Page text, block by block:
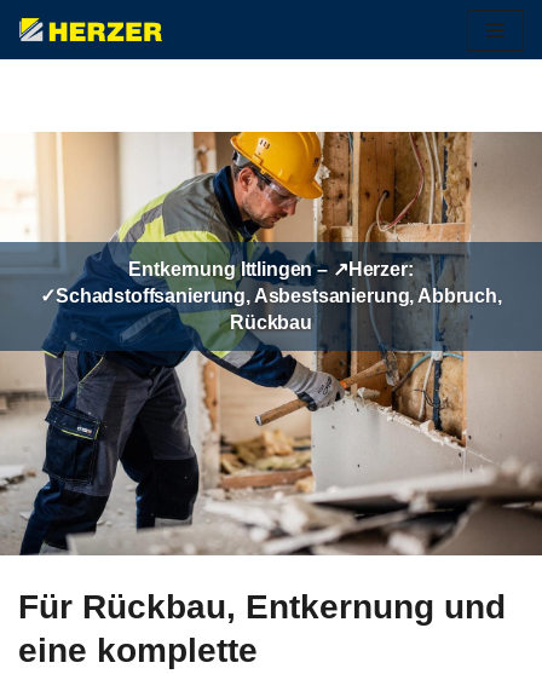
Zum
Entkernung Ittlingen – ↗️Herzer:
✓Schadstoffsanierung, Asbestsanierung, Abbruch,
Rückbau
Für Rückbau, Entkernung und
eine komplette